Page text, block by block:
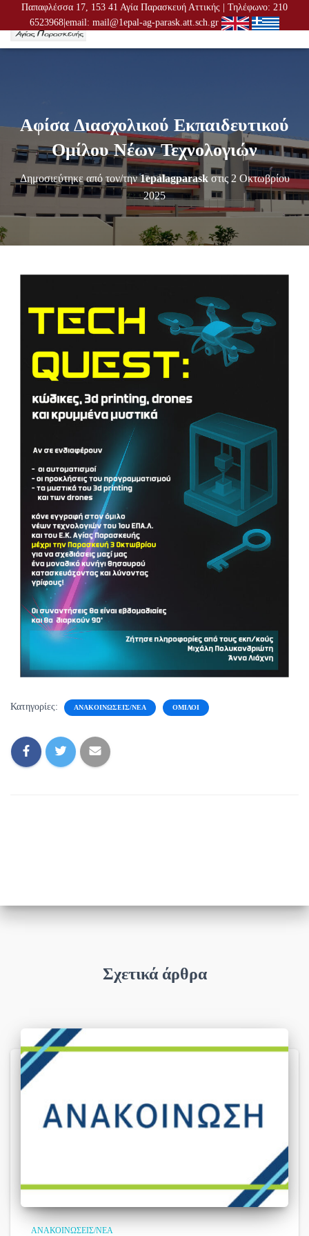
Παπαφλέσσα 17, 153 41 Αγία Παρασκευή Αττικής | Τηλέφωνο: 210
6523968|email: mail@1epal-ag-parask.att.sch.gr
Ν
Ή
Π
Λ
Ο
Ή
Γ
Σ
Σ
Αφίσα Διασχολικού Εκπαιδευτικού
Ομίλου Νέων Τεχνολογιών
Δημοσιεύτηκε από τον/την1epalagparaskστις 2 Οκτωβρίου
2025
Κατηγορίες: ΑΝΑΚΟΙΝΏΣΕΙΣ/ΝΈΑ ΌΜΙΛΟΙ
Σχετικά άρθρα
ΑΝΑΚΟΙΝΏΣΕΙΣ/ΝΈΑ